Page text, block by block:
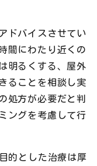
ドバイスさせてい
間にわたり近くの
明るくする、屋外
ることを相談し実
処方が必要だと判
ングを考慮して行
的とした治療は厚